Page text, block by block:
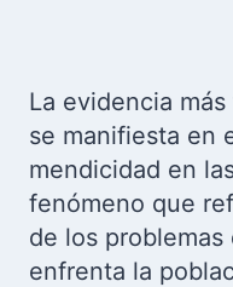
La evidencia
se manifiesta en
mendicidad en
fenómeno que
de los
enfrenta la